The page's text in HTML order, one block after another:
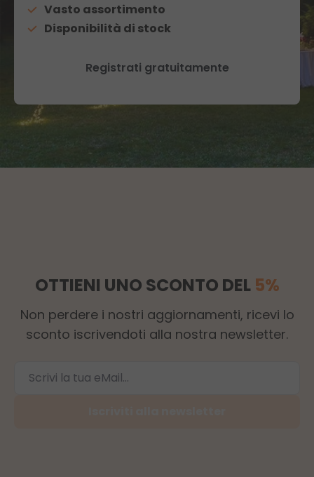
Vasto assortimento
Disponibilità di stock
Registrati gratuitamente
OTTIENI UNO SCONTO DEL 5%
Non perdere i nostri aggiornamenti, ricevi lo
sconto iscrivendoti alla nostra newsletter.